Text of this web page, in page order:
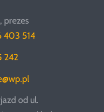
prezes
403 514
242
od ul.